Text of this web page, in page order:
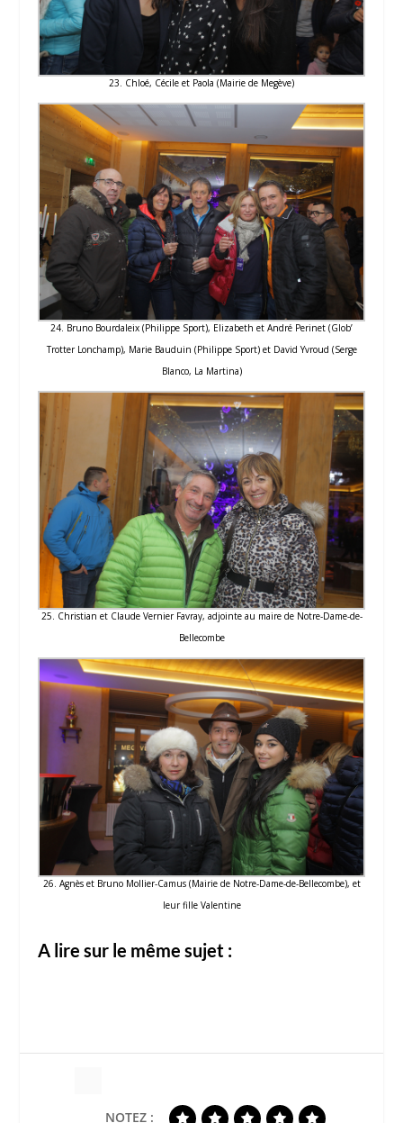
23. Chloé, Cécile et Paola (Mairie de Megève)
24. Bruno Bourdaleix (Philippe Sport), Elizabeth et André Perinet (Glob’
Trotter Lonchamp), Marie Bauduin (Philippe Sport) et David Yvroud (Serge
Blanco, La Martina)
25. Christian et Claude Vernier Favray, adjointe au maire de Notre-Dame-de-
Bellecombe
26. Agnès et Bruno Mollier-Camus (Mairie de Notre-Dame-de-Bellecombe), et
leur fille Valentine
A lire sur le même sujet :
NOTEZ :